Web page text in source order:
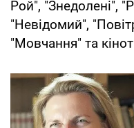
Рой", "Знедолені",
"Невідомий",
"Мовчання" та